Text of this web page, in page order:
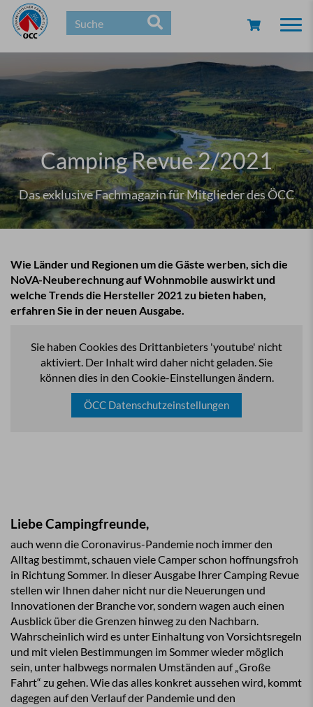
Camping Revue 2/2021
Das exklusive Fachmagazin für Mitglieder des ÖCC
Wie Länder und Regionen um die Gäste werben, sich die
NoVA-Neuberechnung auf Wohnmobile auswirkt und
welche Trends die Hersteller 2021 zu bieten haben,
erfahren Sie in der neuen Ausgabe.
Sie haben Cookies des Drittanbieters 'youtube' nicht
aktiviert. Der Inhalt wird daher nicht geladen. Sie
können dies in den Cookie-Einstellungen ändern.
ÖCC Datenschutzeinstellungen
Liebe Campingfreunde,
auch wenn die Coronavirus-Pandemie noch immer den
Alltag bestimmt, schauen viele Camper schon hoffnungsfroh
in Richtung Sommer. In dieser Ausgabe Ihrer Camping Revue
stellen wir Ihnen daher nicht nur die Neuerungen und
Innovationen der Branche vor, sondern wagen auch einen
Ausblick über die Grenzen hinweg zu den Nachbarn.
Wahrscheinlich wird es unter Einhaltung von Vorsichtsregeln
und mit vielen Bestimmungen im Sommer wieder möglich
sein, unter halbwegs normalen Umständen auf „Große
Fahrt“ zu gehen. Wie das alles konkret aussehen wird, kommt
dagegen auf den Verlauf der Pandemie und den